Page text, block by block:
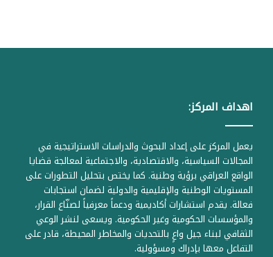
اهداف المركز:
يعمل المركز على إعداد البحوث والدراسات الاستراتيجية في
المجالات السياسية، والاقتصادية، والاجتماعية لمعالجة قضايا
الواقع العراقي برؤية وطنية. كما يختص بتحليل التطورات على
المستويات الوطنية والإقليمية والدولية لضمان استجابات
فعالة. يقدم استشارات أكاديمية ودعماً معرفياً لصنّاع القرار،
والمؤسسات الحكومية وغير الحكومية. ويسعى لنشر الوعي
الثقافي لبناء جيل واعٍ بالتحديات والمخاطر المحيطة، قادر على
التفاعل معها بإدراك ومسؤولية.